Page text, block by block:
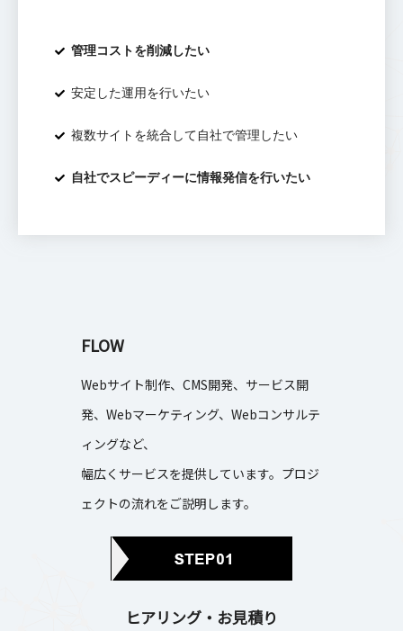
管理コストを削減したい
安定した運用を行いたい
複数サイトを統合して自社で管理したい
自社でスピーディーに情報発信を行いたい
FLOW
Webサイト制作、CMS開発、サービス開
発、Webマーケティング、Webコンサルテ
ィングなど、
幅広くサービスを提供しています。プロジ
ェクトの流れをご説明します。
ヒアリング・お見積り